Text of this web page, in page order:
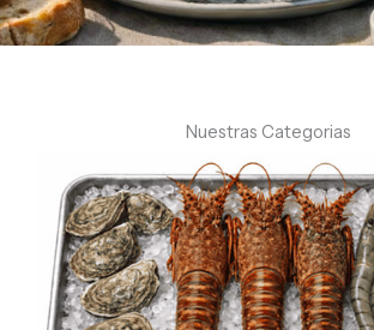
Nuestras Categorias